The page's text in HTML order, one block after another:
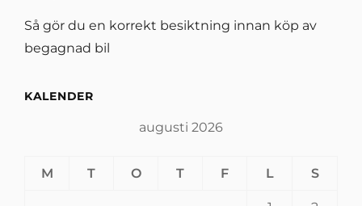
Så gör du en korrekt besiktning innan köp av
begagnad bil
KALENDER
augusti 2026
M T O T F L S